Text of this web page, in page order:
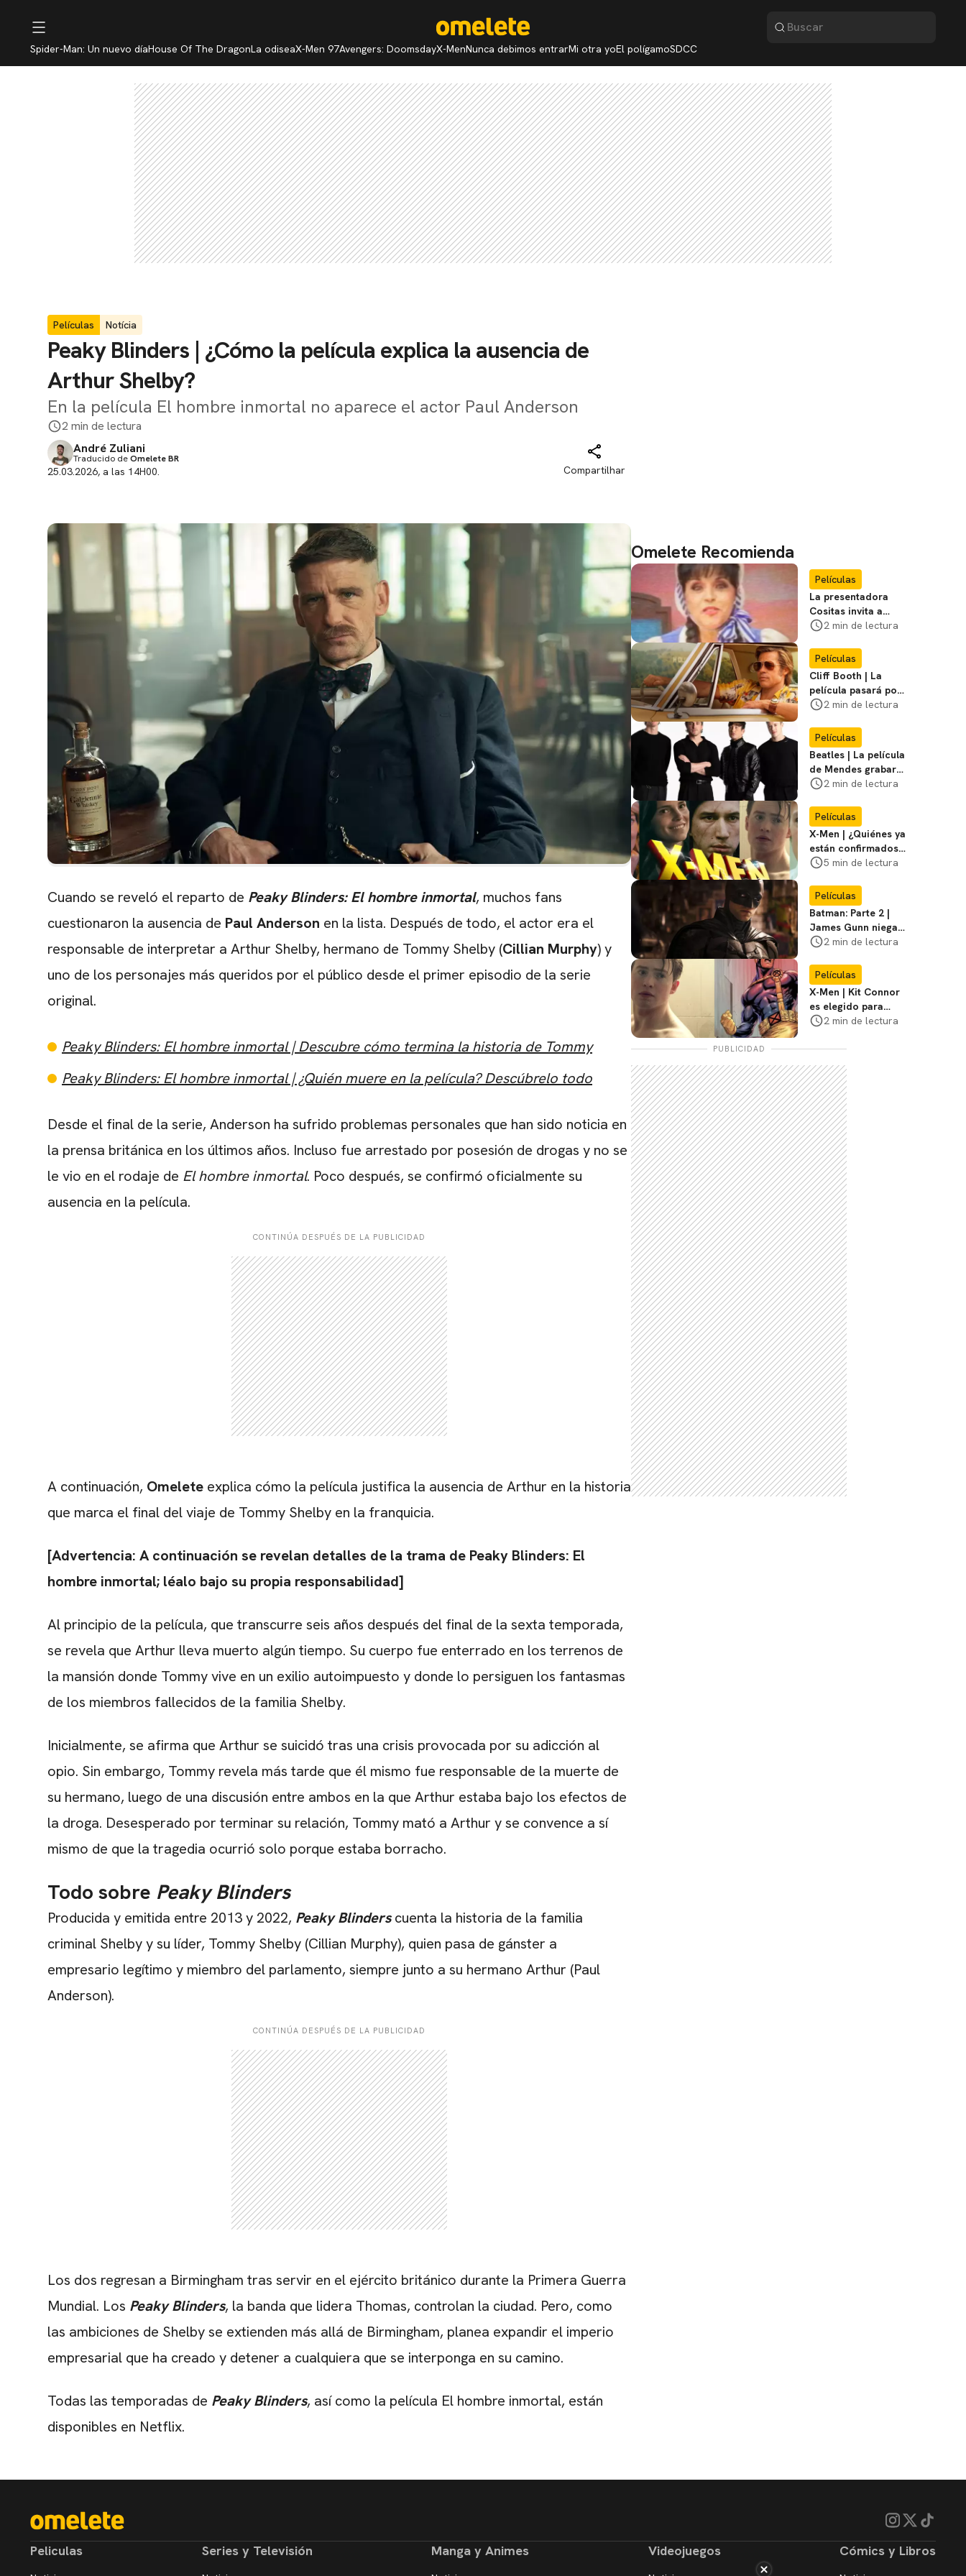
Spider-Man: Un nuevo díaHouse Of The DragonLa odiseaX-Men 97Avengers: DoomsdayX-MenNunca debimos entrarMi otra yoEl polígamoSDCC
Películas Notícia
Peaky Blinders | ¿Cómo la película explica la ausencia de
Arthur Shelby?
En la película El hombre inmortal no aparece el actor Paul Anderson
2 min de lectura
André Zuliani
Traducido deOmelete BR
25.03.2026, a las 14H00. Compartilhar
Cuando se reveló el reparto de Peaky Blinders: El hombre inmortal, muchos fans
cuestionaron la ausencia de Paul Anderson en la lista. Después de todo, el actor era el
responsable de interpretar a Arthur Shelby, hermano de Tommy Shelby (Cillian Murphy) y
uno de los personajes más queridos por el público desde el primer episodio de la serie
original.
Peaky Blinders: El hombre inmortal | Descubre cómo termina la historia de Tommy
Peaky Blinders: El hombre inmortal | ¿Quién muere en la película? Descúbrelo todo
Desde el final de la serie, Anderson ha sufrido problemas personales que han sido noticia en
la prensa británica en los últimos años. Incluso fue arrestado por posesión de drogas y no se
le vio en el rodaje de El hombre inmortal. Poco después, se confirmó oficialmente su
ausencia en la película.
CONTINÚA DESPUÉS DE LA PUBLICIDAD
A continuación, Omelete explica cómo la película justifica la ausencia de Arthur en la historia
que marca el final del viaje de Tommy Shelby en la franquicia.
[Advertencia: A continuación se revelan detalles de la trama de Peaky Blinders: El
hombre inmortal; léalo bajo su propia responsabilidad]
Al principio de la película, que transcurre seis años después del final de la sexta temporada,
se revela que Arthur lleva muerto algún tiempo. Su cuerpo fue enterrado en los terrenos de
la mansión donde Tommy vive en un exilio autoimpuesto y donde lo persiguen los fantasmas
de los miembros fallecidos de la familia Shelby.
Inicialmente, se afirma que Arthur se suicidó tras una crisis provocada por su adicción al
opio. Sin embargo, Tommy revela más tarde que él mismo fue responsable de la muerte de
su hermano, luego de una discusión entre ambos en la que Arthur estaba bajo los efectos de
la droga. Desesperado por terminar su relación, Tommy mató a Arthur y se convence a sí
mismo de que la tragedia ocurrió solo porque estaba borracho.
Todo sobre Peaky Blinders
Producida y emitida entre 2013 y 2022, Peaky Blinderscuenta la historia de la familia
criminal Shelby y su líder, Tommy Shelby (Cillian Murphy), quien pasa de gánster a
empresario legítimo y miembro del parlamento, siempre junto a su hermano Arthur (Paul
Anderson).
CONTINÚA DESPUÉS DE LA PUBLICIDAD
Los dos regresan a Birmingham tras servir en el ejército británico durante la Primera Guerra
Mundial. Los Peaky Blinders, la banda que lidera Thomas, controlan la ciudad. Pero, como
las ambiciones de Shelby se extienden más allá de Birmingham, planea expandir el imperio
empresarial que ha creado y detener a cualquiera que se interponga en su camino.
Todas las temporadas de Peaky Blinders, así como la película El hombre inmortal, están
disponibles en Netflix.
Omelete Recomienda
Películas
La presentadora
Cositas invita a
visitar el
Miasma
2 min de lectura
Películas
Cliff Booth | La
película pasará por
nuevas filmaciones
2 min de lectura
Películas
Beatles | La película
de Mendes grabará
escenas en la
2 min de lectura
Películas
X-Men | ¿Quiénes ya
están confirmados
en la película de
favoritos
5 min de lectura
Películas
Batman: Parte 2 |
James Gunn niega
que se filme la parte
2 min de lectura
Películas
X-Men | Kit Connor
es elegido para
interpretar a
película
2 min de lectura
PUBLICIDAD
CARREGANDO PUBLICIDADE
Peliculas Series y Televisión Manga y Animes Videojuegos Cómics y Libros